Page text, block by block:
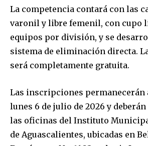
La competencia contará con las
varonil y libre femenil, con cupo
equipos por división, y se
sistema de eliminación directa.
será completamente gratuita.
Las inscripciones permanecerán
lunes 6 de julio de 2026 y
las oficinas del Instituto
de Aguascalientes, ubicadas en